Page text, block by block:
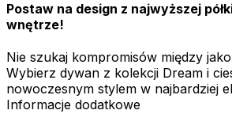
Postaw na design z najwyższej
wnętrze!
Nie szukaj kompromisów między
Wybierz dywan z kolekcji Dream i
nowoczesnym stylem w najbardziej
Informacje dodatkowe